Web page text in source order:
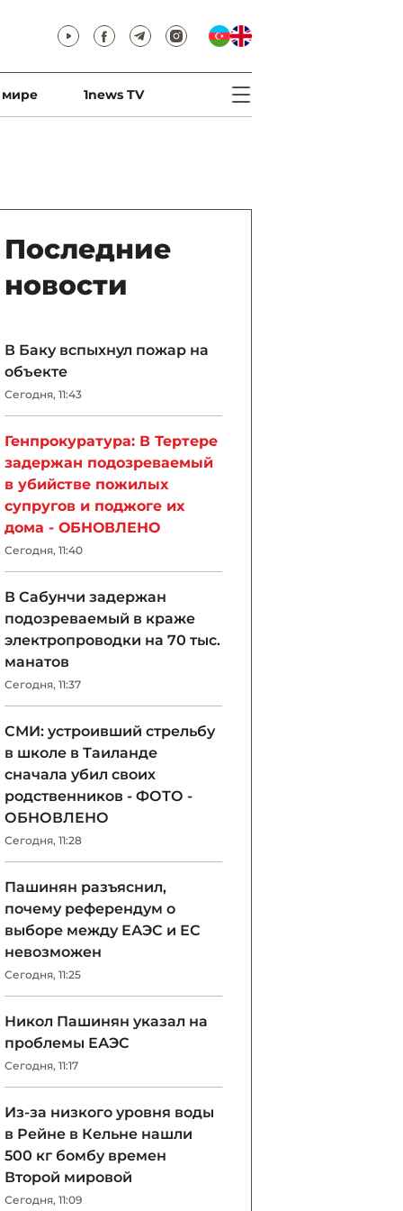
мире 1news TV
Последние
новости
В Баку вспыхнул пожар на
объекте
Сегодня, 11:43
Генпрокуратура: В Тертере
задержан подозреваемый
в убийстве пожилых
супругов и поджоге их
дома - ОБНОВЛЕНО
Сегодня, 11:40
В Сабунчи задержан
подозреваемый в краже
электропроводки на 70 тыс.
манатов
Сегодня, 11:37
СМИ: устроивший стрельбу
в школе в Таиланде
сначала убил своих
родственников - ФОТО -
ОБНОВЛЕНО
Сегодня, 11:28
Пашинян разъяснил,
почему референдум о
выборе между ЕАЭС и ЕС
невозможен
Сегодня, 11:25
Никол Пашинян указал на
проблемы ЕАЭС
Сегодня, 11:17
Из-за низкого уровня воды
в Рейне в Кельне нашли
500 кг бомбу времен
Второй мировой
Сегодня, 11:09